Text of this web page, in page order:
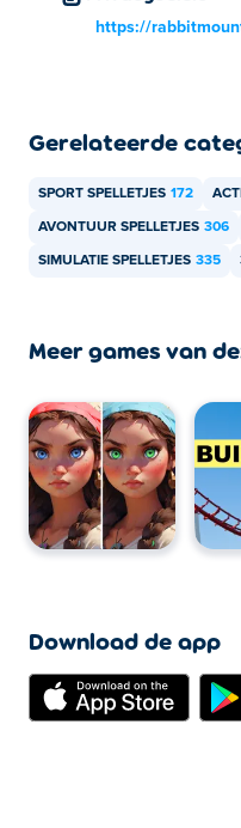
https://
Gerelateerde
SPORT SPELLETJES 172
AVONTUUR SPELLETJES 306
SIMULATIE SPELLETJES 335
Meer games van
Download de app